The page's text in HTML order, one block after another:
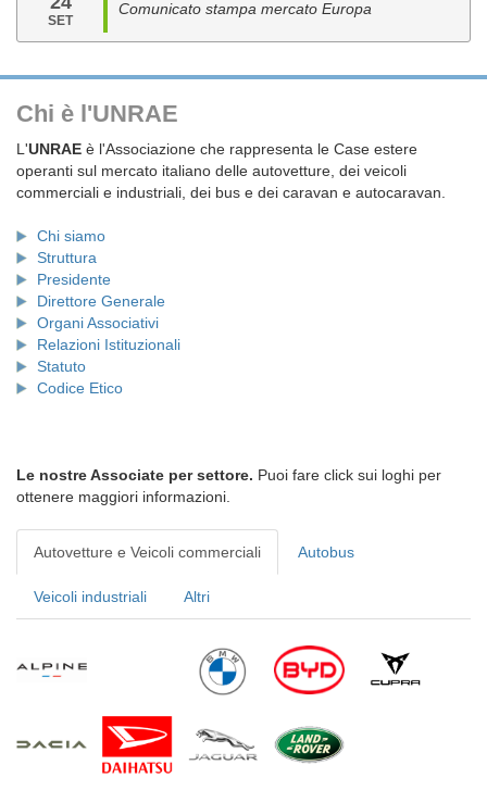
SET
Comunicato stampa mercato Europa
Chi è l'UNRAE
L'UNRAE è l'Associazione che rappresenta le Case estere
operanti sul mercato italiano delle autovetture, dei veicoli
commerciali e industriali, dei bus e dei caravan e autocaravan.
Chi siamo
Struttura
Presidente
Direttore Generale
Organi Associativi
Relazioni Istituzionali
Statuto
Codice Etico
Le nostre Associate per settore. Puoi fare click sui loghi per
ottenere maggiori informazioni.
Autovetture e Veicoli commerciali Autobus
Veicoli industriali Altri